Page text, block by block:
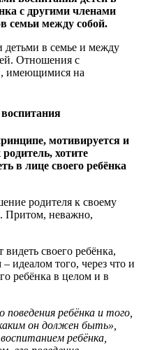
с другими членами
семьи между собой.
детьми в семье и между
Отношения с
имеющимися на
мотивируется и
хотите
в лице своего ребёнка
родителя к своему
Притом, неважно,
своего ребёнка,
идеалом того, через что и
ребёнка в целом и в
ребёнка и того,
он должен быть»,
ребёнка,